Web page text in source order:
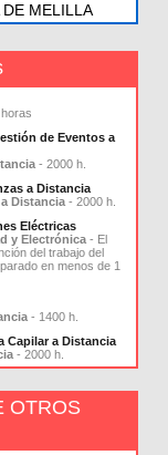
MELILLA
de Eventos a
- 2000 h.
a Distancia
Distancia - 2000 h.
Eléctricas
y Electrónica - El
del trabajo del
en menos de 1
- 1400 h.
Capilar a Distancia
- 2000 h.
OTROS